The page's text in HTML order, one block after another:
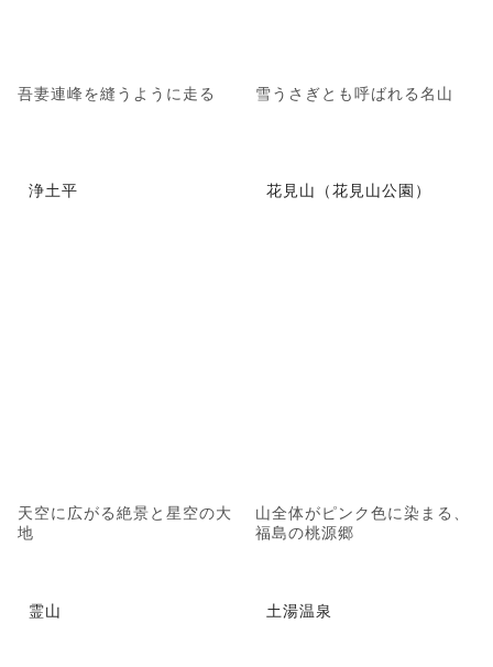
吾妻連峰を縫うように走る 雪うさぎとも呼ばれる名山
浄土平
天空に広がる絶景と星空の大
地
花見山（花見山公園）
山全体がピンク色に染まる、
福島の桃源郷
霊山 土湯温泉